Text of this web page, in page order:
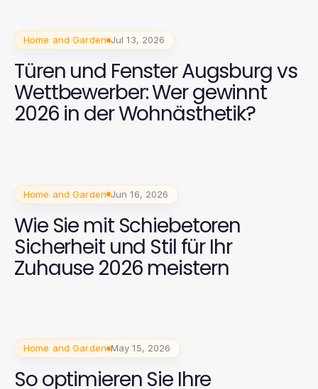
Home and Garden Jul 13, 2026
Türen und Fenster Augsburg vs
Wettbewerber: Wer gewinnt
2026 in der Wohnästhetik?
Home and Garden Jun 16, 2026
Wie Sie mit Schiebetoren
Sicherheit und Stil für Ihr
Zuhause 2026 meistern
Home and Garden May 15, 2026
So optimieren Sie Ihre